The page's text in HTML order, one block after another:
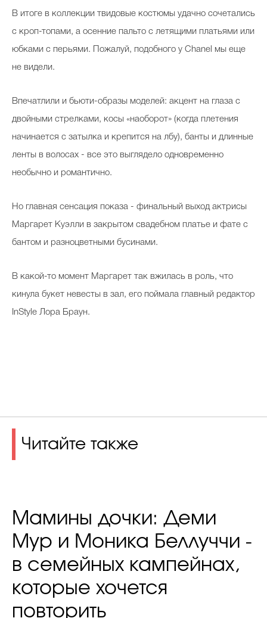
В итоге в коллекции твидовые костюмы удачно сочетались
с кроп-топами, а осенние пальто с летящими платьями или
юбками с перьями. Пожалуй, подобного у Chanel мы еще
не видели.
Впечатлили и бьюти-образы моделей: акцент на глаза с
двойными стрелками, косы «наоборот» (когда плетения
начинается с затылка и крепится на лбу), банты и длинные
ленты в волосах - все это выглядело одновременно
необычно и романтично.
Но главная сенсация показа - финальный выход актрисы
Маргарет Куэлли в закрытом свадебном платье и фате с
бантом и разноцветными бусинами.
В какой-то момент Маргарет так вжилась в роль, что
кинула букет невесты в зал, его поймала главный редактор
InStyle Лора Браун.
Читайте также
Мамины дочки: Деми
Мур и Моника Беллуччи -
в семейных кампейнах,
которые хочется
повторить